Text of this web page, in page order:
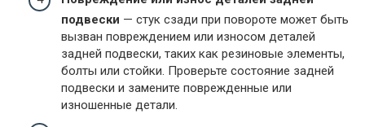
подвески — стук сзади при повороте может быть
вызван повреждением или износом деталей
задней подвески, таких как резиновые элементы,
болты или стойки. Проверьте состояние задней
подвески и замените поврежденные или
изношенные детали.